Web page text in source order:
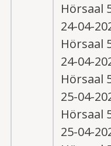
Hörsaal
24-04-
Hörsaal
24-04-
Hörsaal
25-04-
Hörsaal
25-04-